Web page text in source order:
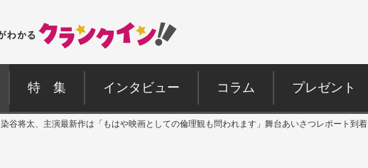
特 集 インタビュー コラム プレゼント
染谷将太、主演最新作は「もはや映画としての倫理観も問われます」舞台あいさつレポート到着